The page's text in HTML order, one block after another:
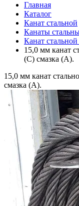
Главная
Каталог
Канат стальной
Канаты
Канат
15,0 мм канат
(С) смазка (А).
15,0 мм канат
смазка (А).